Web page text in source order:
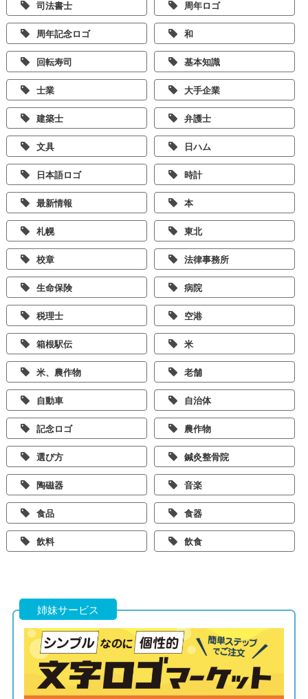
司法書士 周年ロゴ
周年記念ロゴ 和
回転寿司 基本知識
士業 大手企業
建築士 弁護士
文具 日ハム
日本語ロゴ 時計
最新情報 本
札幌 東北
校章 法律事務所
生命保険 病院
税理士 空港
箱根駅伝 米
米、農作物 老舗
自動車 自治体
記念ロゴ 農作物
選び方 鍼灸整骨院
陶磁器 音楽
食品 食器
飲料 飲食
姉妹サービス